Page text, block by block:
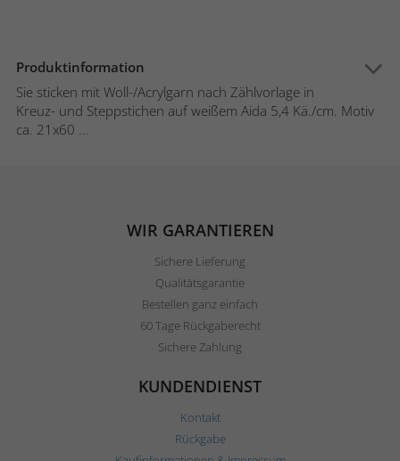
Produktinformation
Sie sticken mit Woll-/Acrylgarn nach Zählvorlage in
Kreuz- und Steppstichen auf weißem Aida 5,4 Kä./cm. Motiv
ca. 21x60 ...
WIR GARANTIEREN
Sichere Lieferung
Qualitätsgarantie
Bestellen ganz einfach
60 Tage Rückgaberecht
Sichere Zahlung
KUNDENDIENST
Kontakt
Rückgabe